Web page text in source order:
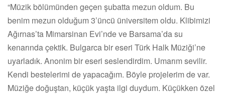
“Müzik bölümünden geçen şubatta mezun oldum. Bu
benim mezun olduğum 3’üncü üniversitem oldu. Klibimizi
Ağırnas’ta Mimarsinan Evi’nde ve Barsama’da su
kenarında çektik. Bulgarca bir eseri Türk Halk Müziği’ne
uyarladık. Anonim bir eseri seslendirdim. Umarım sevilir.
Kendi bestelerimi de yapacağım. Böyle projelerim de var.
Müziğe doğuştan, küçük yaşta ilgi duydum. Küçükken özel